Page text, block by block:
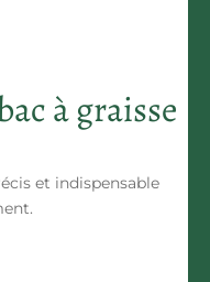
à graisse
et indispensable